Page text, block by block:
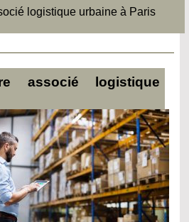
logistique urbaine à Paris
associé logistique